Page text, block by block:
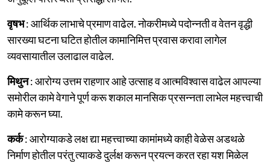
वृषभ: आर्थिक लाभाचे प्रमाण वाढेल. नोकरीमध्ये पदोन्नती व वेतन वृद्धी
सारख्या घटना घटित होतील कामानिमित्त प्रवास करावा लागेल
व्यवसायातील उलाढाल वाढेल.
मिथुन: आरोग्य उत्तम राहणार आहे उत्साह व आत्मविश्वास वाढेल आपल्या
समोरील कामे वेगाने पूर्ण करू शकाल मानसिक प्रसन्नता लाभेल महत्त्वाची
कामे करून घ्या.
कर्क: आरोग्याकडे लक्ष द्या महत्त्वाच्या कामांमध्ये काही वेळेस अडथळे
निर्माण होतील परंतु त्याकडे दुर्लक्ष करून प्रयत्न करत रहा यश मिळेल